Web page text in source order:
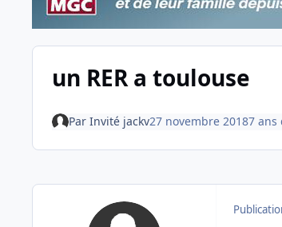
un RER a toulouse
Par Invité jackv27 novembre 20187 ans